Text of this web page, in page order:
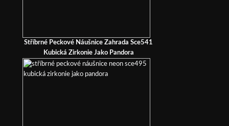
Stříbrné Peckové Náušnice Zahrada Sce541
Kubická Zirkonie Jako Pandora